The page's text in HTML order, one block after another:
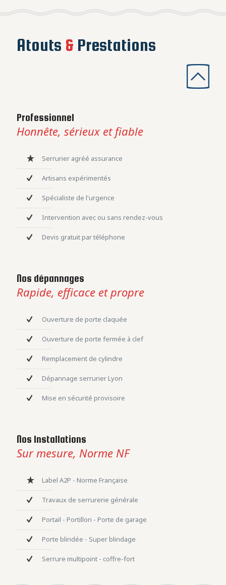
Atouts & Prestations
Professionnel
Honnête, sérieux et fiable
Serrurier agréé assurance
Artisans expérimentés
Spécialiste de l'urgence
Intervention avec ou sans rendez-vous
Devis gratuit par téléphone
Nos dépannages
Rapide, efficace et propre
Ouverture de porte claquée
Ouverture de porte fermée à clef
Remplacement de cylindre
Dépannage serrurier Lyon
Mise en sécurité provisoire
Nos Installations
Sur mesure, Norme NF
Label A2P - Norme Française
Travaux de serrurerie générale
Portail - Portillon - Porte de garage
Porte blindée - Super blindage
Serrure multipoint - coffre-fort